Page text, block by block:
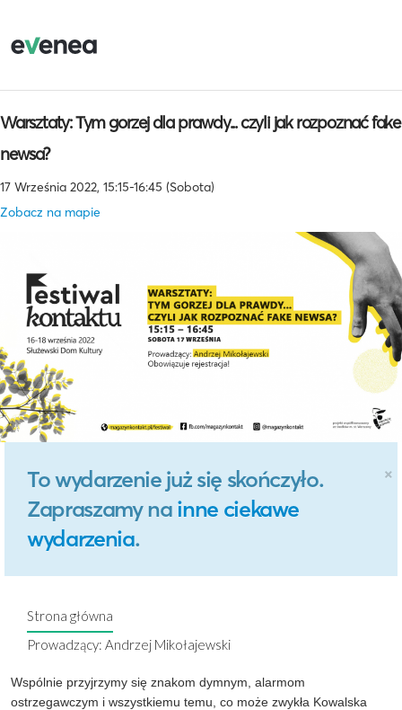
Warsztaty: Tym gorzej dla prawdy... czyli jak rozpoznać fake
newsa?
17 Września 2022, 15:15-16:45 (Sobota)
Zobacz na mapie
×
To wydarzenie już się skończyło.
Zapraszamy na inne ciekawe
wydarzenia.
Strona główna
Prowadzący: Andrzej Mikołajewski
Wspólnie przyjrzymy się znakom dymnym, alarmom
ostrzegawczym i wszystkiemu temu, co może zwykła Kowalska